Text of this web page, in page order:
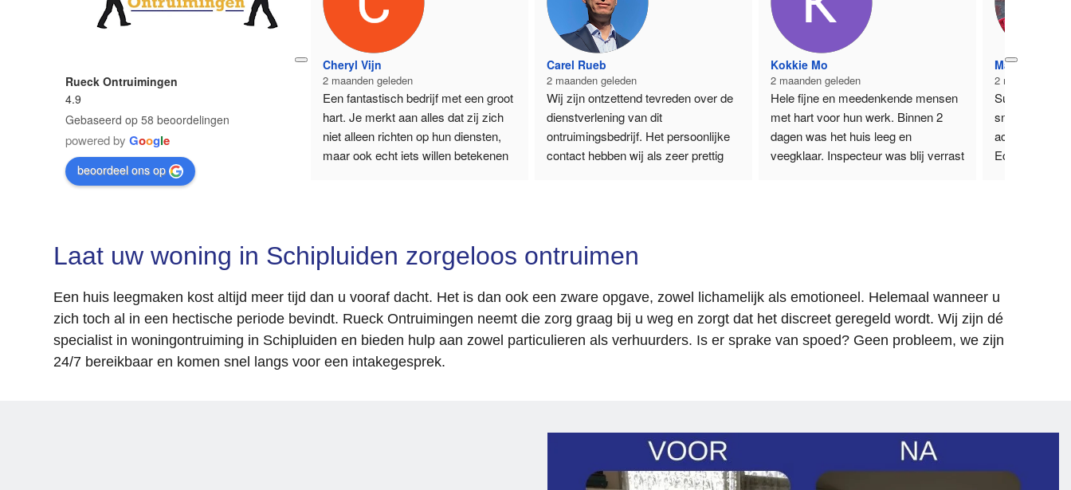
Rueck Ontruimingen
4.9
Gebaseerd op 58 beoordelingen
powered by Google
beoordeel ons op
Cheryl Vijn
2 maanden geleden
Een fantastisch bedrijf met een groot
hart. Je merkt aan alles dat zij zich
niet alleen richten op hun diensten,
maar ook echt iets willen betekenen
betrokken en altijd bereid om een
stap extra te zetten. Tony & team ga
Carel Rueb
2 maanden geleden
Wij zijn ontzettend tevreden over de
dienstverlening van dit
ontruimingsbedrijf. Het persoonlijke
contact hebben wij als zeer prettig
werkzaamheden. De communicatie
verliep vlot en de lijntjes waren kort.
Daarnaast waarderen wij de
flexibiliteit enorm. De planning kon
worden aangepast zodat deze goed
De ontruiming zelf is netjes en
professioneel uitgevoerd. Alles is
keurig achtergelaten en volledig
Kokkie Mo
2 maanden geleden
Hele fijne en meedenkende mensen
met hart voor hun werk. Binnen 2
dagen was het huis leeg en
veegklaar. Inspecteur was blij verrast
Martijn Zagt
2 maanden
Super fijn
snel
achtergelaten.
Echte
Laat uw woning in Schipluiden zorgeloos ontruimen
Een huis leegmaken kost altijd meer tijd dan u vooraf dacht. Het is dan ook een zware opgave, zowel lichamelijk als emotioneel. Helemaal wanneer u
zich toch al in een hectische periode bevindt. Rueck Ontruimingen neemt die zorg graag bij u weg en zorgt dat het discreet geregeld wordt. Wij zijn dé
specialist in woningontruiming in Schipluiden en bieden hulp aan zowel particulieren als verhuurders. Is er sprake van spoed? Geen probleem, we zijn
24/7 bereikbaar en komen snel langs voor een intakegesprek.